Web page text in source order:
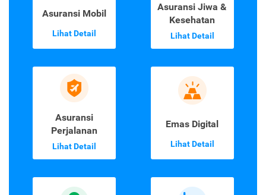
Asuransi Mobil
Lihat Detail
Asuransi Jiwa &
Kesehatan
Lihat Detail
Asuransi
Perjalanan
Lihat Detail
Emas Digital
Lihat Detail